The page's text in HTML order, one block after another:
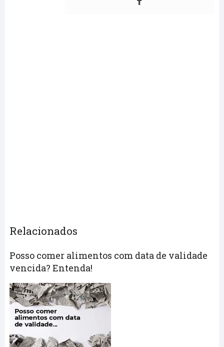
Relacionados
Posso comer alimentos com data de validade
vencida? Entenda!